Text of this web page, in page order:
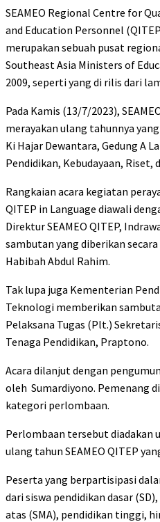
SEAMEO Regional Centre for
and Education Personnel
merupakan sebuah pusat
Southeast Asia Ministers of
2009, seperti yang di rilis dari
Pada Kamis (13/7/2023),
merayakan ulang tahunnya
Ki Hajar Dewantara, Gedung A
Pendidikan, Kebudayaan, Riset,
Rangkaian acara kegiatan
QITEP in Language diawali
Direktur SEAMEO QITEP,
sambutan yang diberikan
Habibah Abdul Rahim.
Tak lupa juga Kementerian
Teknologi memberikan
Pelaksana Tugas (Plt.)
Tenaga Pendidikan, Praptono.
Acara dilanjut dengan
oleh Sumardiyono. Pemenang
kategori perlombaan.
Perlombaan tersebut diadakan
ulang tahun SEAMEO QITEP
Peserta yang berpartisipasi
dari siswa pendidikan dasar
atas (SMA), pendidikan tinggi,